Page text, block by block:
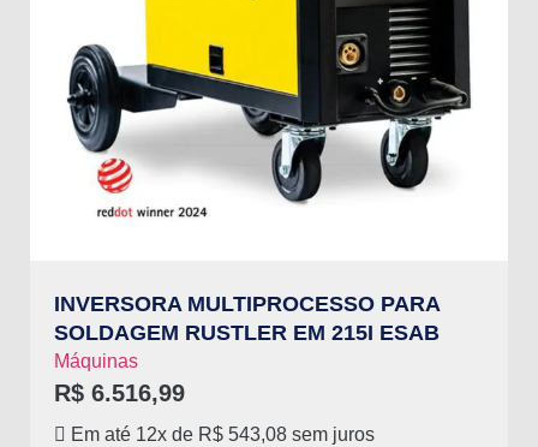
INVERSORA MULTIPROCESSO PARA
SOLDAGEM RUSTLER EM 215I ESAB
Máquinas
R$ 6.516,99
Em até 12x de R$ 543,08 sem juros